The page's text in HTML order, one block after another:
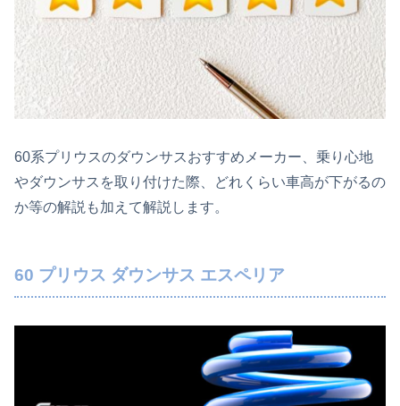
60系プリウスのダウンサスおすすめメーカー、乗り心地
やダウンサスを取り付けた際、どれくらい車高が下がるの
か等の解説も加えて解説します。
60 プリウス ダウンサス エスペリア